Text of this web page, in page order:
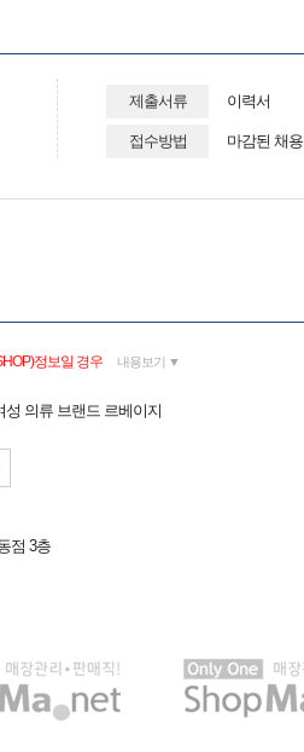
제출서류 이력서
접수방법 마감된 채
정보일 경우 내용보기 ▼
의류 브랜드 르베이지
점 3층